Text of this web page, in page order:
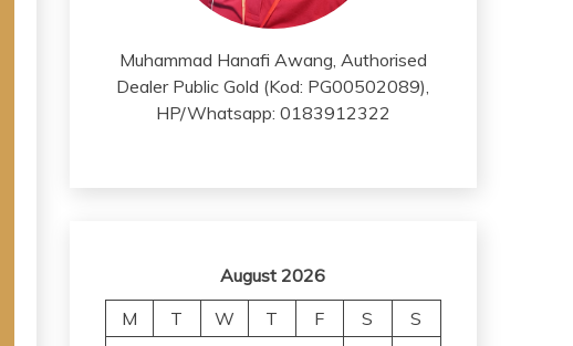
Muhammad Hanafi Awang, Authorised
Dealer Public Gold (Kod: PG00502089),
HP/Whatsapp: 0183912322
August 2026
M
T W T F S
S